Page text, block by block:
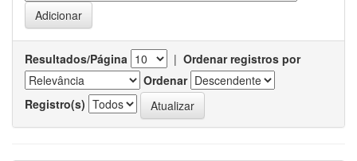
Resultados/Página | Ordenar registros por
Ordenar
Registro(s)